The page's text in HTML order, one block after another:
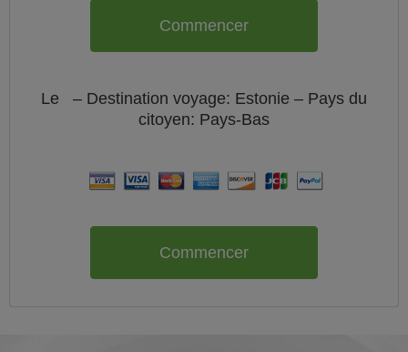
Commencer
Le
– Destination voyage: Estonie – Pays du
citoyen: Pays-Bas
Commencer